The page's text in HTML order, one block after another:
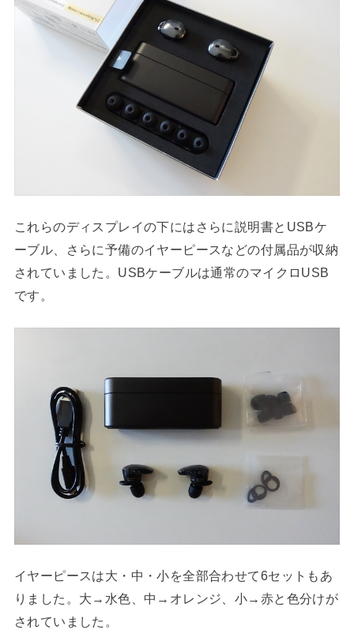
これらのディスプレイの下にはさらに説明書とUSBケ
ーブル、さらに予備のイヤーピースなどの付属品が収納
されていました。USBケーブルは通常のマイクロUSB
です。
イヤーピースは大・中・小を全部合わせて6セットもあ
りました。大→水色、中→オレンジ、小→赤と色分けが
されていました。